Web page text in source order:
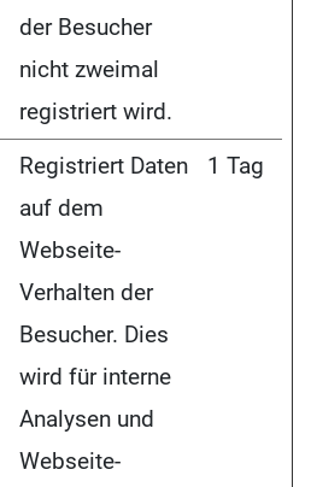
der Besucher
nicht zweimal
registriert wird.
Registriert Daten
auf dem
Webseite-
Verhalten der
Besucher. Dies
wird für interne
Analysen und
Webseite-
1 Tag